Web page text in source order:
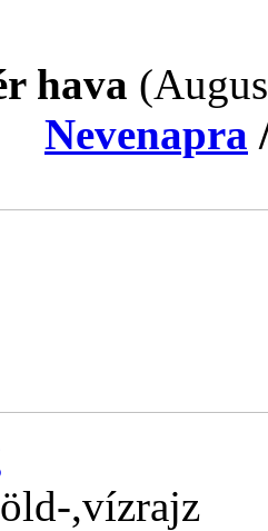
hava
Nevenapra
,vízrajz